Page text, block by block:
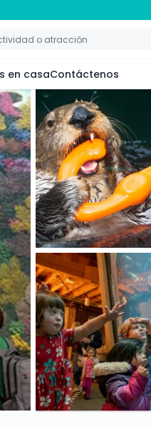
en casaContáctenos